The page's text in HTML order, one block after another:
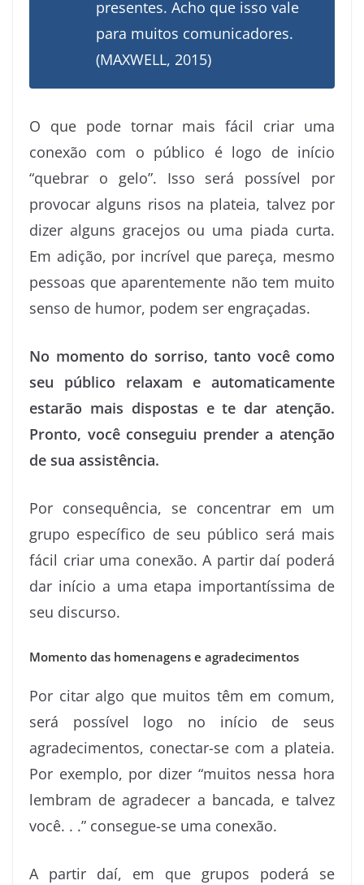
presentes. Acho que isso vale
para muitos comunicadores.
(MAXWELL, 2015)
O que pode tornar mais fácil criar uma
conexão com o público é logo de início
“quebrar o gelo”. Isso será possível por
provocar alguns risos na plateia, talvez por
dizer alguns gracejos ou uma piada curta.
Em adição, por incrível que pareça, mesmo
pessoas que aparentemente não tem muito
senso de humor, podem ser engraçadas.
No momento do sorriso, tanto você como
seu público relaxam e automaticamente
estarão mais dispostas e te dar atenção.
Pronto, você conseguiu prender a atenção
de sua assistência.
Por consequência, se concentrar em um
grupo específico de seu público será mais
fácil criar uma conexão. A partir daí poderá
dar início a uma etapa importantíssima de
seu discurso.
Momento das homenagens e agradecimentos
Por citar algo que muitos têm em comum,
será possível logo no início de seus
agradecimentos, conectar-se com a plateia.
Por exemplo, por dizer “muitos nessa hora
lembram de agradecer a bancada, e talvez
você. . .” consegue-se uma conexão.
A partir daí, em que grupos poderá se